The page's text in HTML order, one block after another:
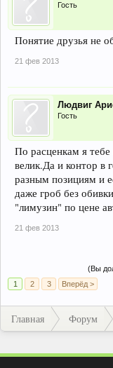
Гость
Понятие друзья не
21 фев 2013
Людвиг
Гость
По расценкам я
велик.Да и контор в
разным позициям и
даже гроб без
"лимузин" по цене
21 фев 2013
(Вы
1
2 3 Вперёд >
Главная Форум